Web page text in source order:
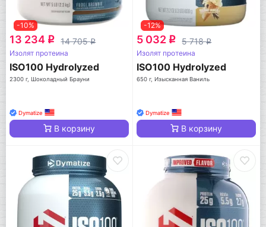
-10%
13 234 q 14 705q
Изолят протеина
ISO100 Hydrolyzed
2300 г, Шоколадный Брауни
Dymatize
В корзину
-12%
5 032 q 5 718q
Изолят протеина
ISO100 Hydrolyzed
650 г, Изысканная Ваниль
Dymatize
В корзину